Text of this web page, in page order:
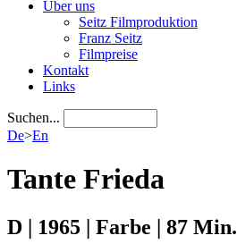
Über uns
Seitz Filmproduktion
Franz Seitz
Filmpreise
Kontakt
Links
Suchen...
De>En
Tante Frieda
D | 1965 | Farbe | 87 Min.